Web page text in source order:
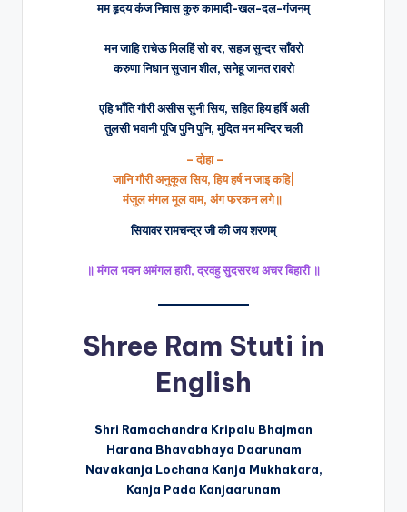
मम हृदय कंज निवास कुरु कामादी-खल-दल-गंजनम्‌
मन जाहि राचेऊ मिलहिं सो वर, सहज सुन्दर साँवरो
करुणा निधान सुजान शील, सनेहू जानत रावरो
एहि भाँति गौरी असीस सुनी सिय, सहित हिय हर्षि अली
तुलसी भवानी पूजि पुनि पुनि, मुदित मन मन्दिर चली
– दोहा –
जानि गौरी अनुकूल सिय, हिय हर्ष न जाइ कहि|
मंजुल मंगल मूल वाम, अंग फरकन लगे॥
सियावर रामचन्द्र जी की जय शरणम्‌‍
॥ मंगल भवन अमंगल हारी, द्रवहु सुदसरथ अचर बिहारी ॥
Shree Ram Stuti in
English
Shri Ramachandra Kripalu Bhajman
Harana Bhavabhaya Daarunam
Navakanja Lochana Kanja Mukhakara,
Kanja Pada Kanjaarunam